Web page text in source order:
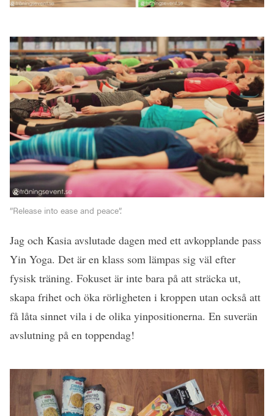
”Release into ease and peace”.
Jag och Kasia avslutade dagen med ett avkopplande pass
Yin Yoga. Det är en klass som lämpas sig väl efter
fysisk träning. Fokuset är inte bara på att sträcka ut,
skapa frihet och öka rörligheten i kroppen utan också att
få låta sinnet vila i de olika yinpositionerna. En suverän
avslutning på en toppendag!